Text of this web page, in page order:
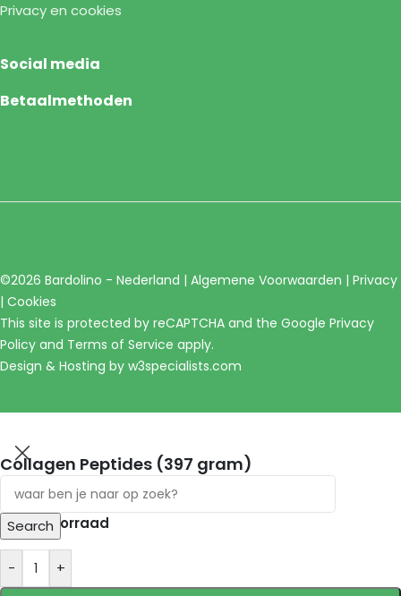
Privacy en cookies
Social media
Betaalmethoden
©2026 Bardolino - Nederland | Algemene Voorwaarden | Privacy
| Cookies
This site is protected by reCAPTCHA and the Google Privacy
Policy and Terms of Service apply.
Design & Hosting by w3specialists.com
Search
Collagen Peptides (397 gram)
29,90
Op voorraad
- +